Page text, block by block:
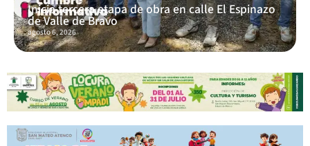
Inicia tercera etapa de obra en calle El Espinazo
de Valle de Bravo
agosto 6, 2026